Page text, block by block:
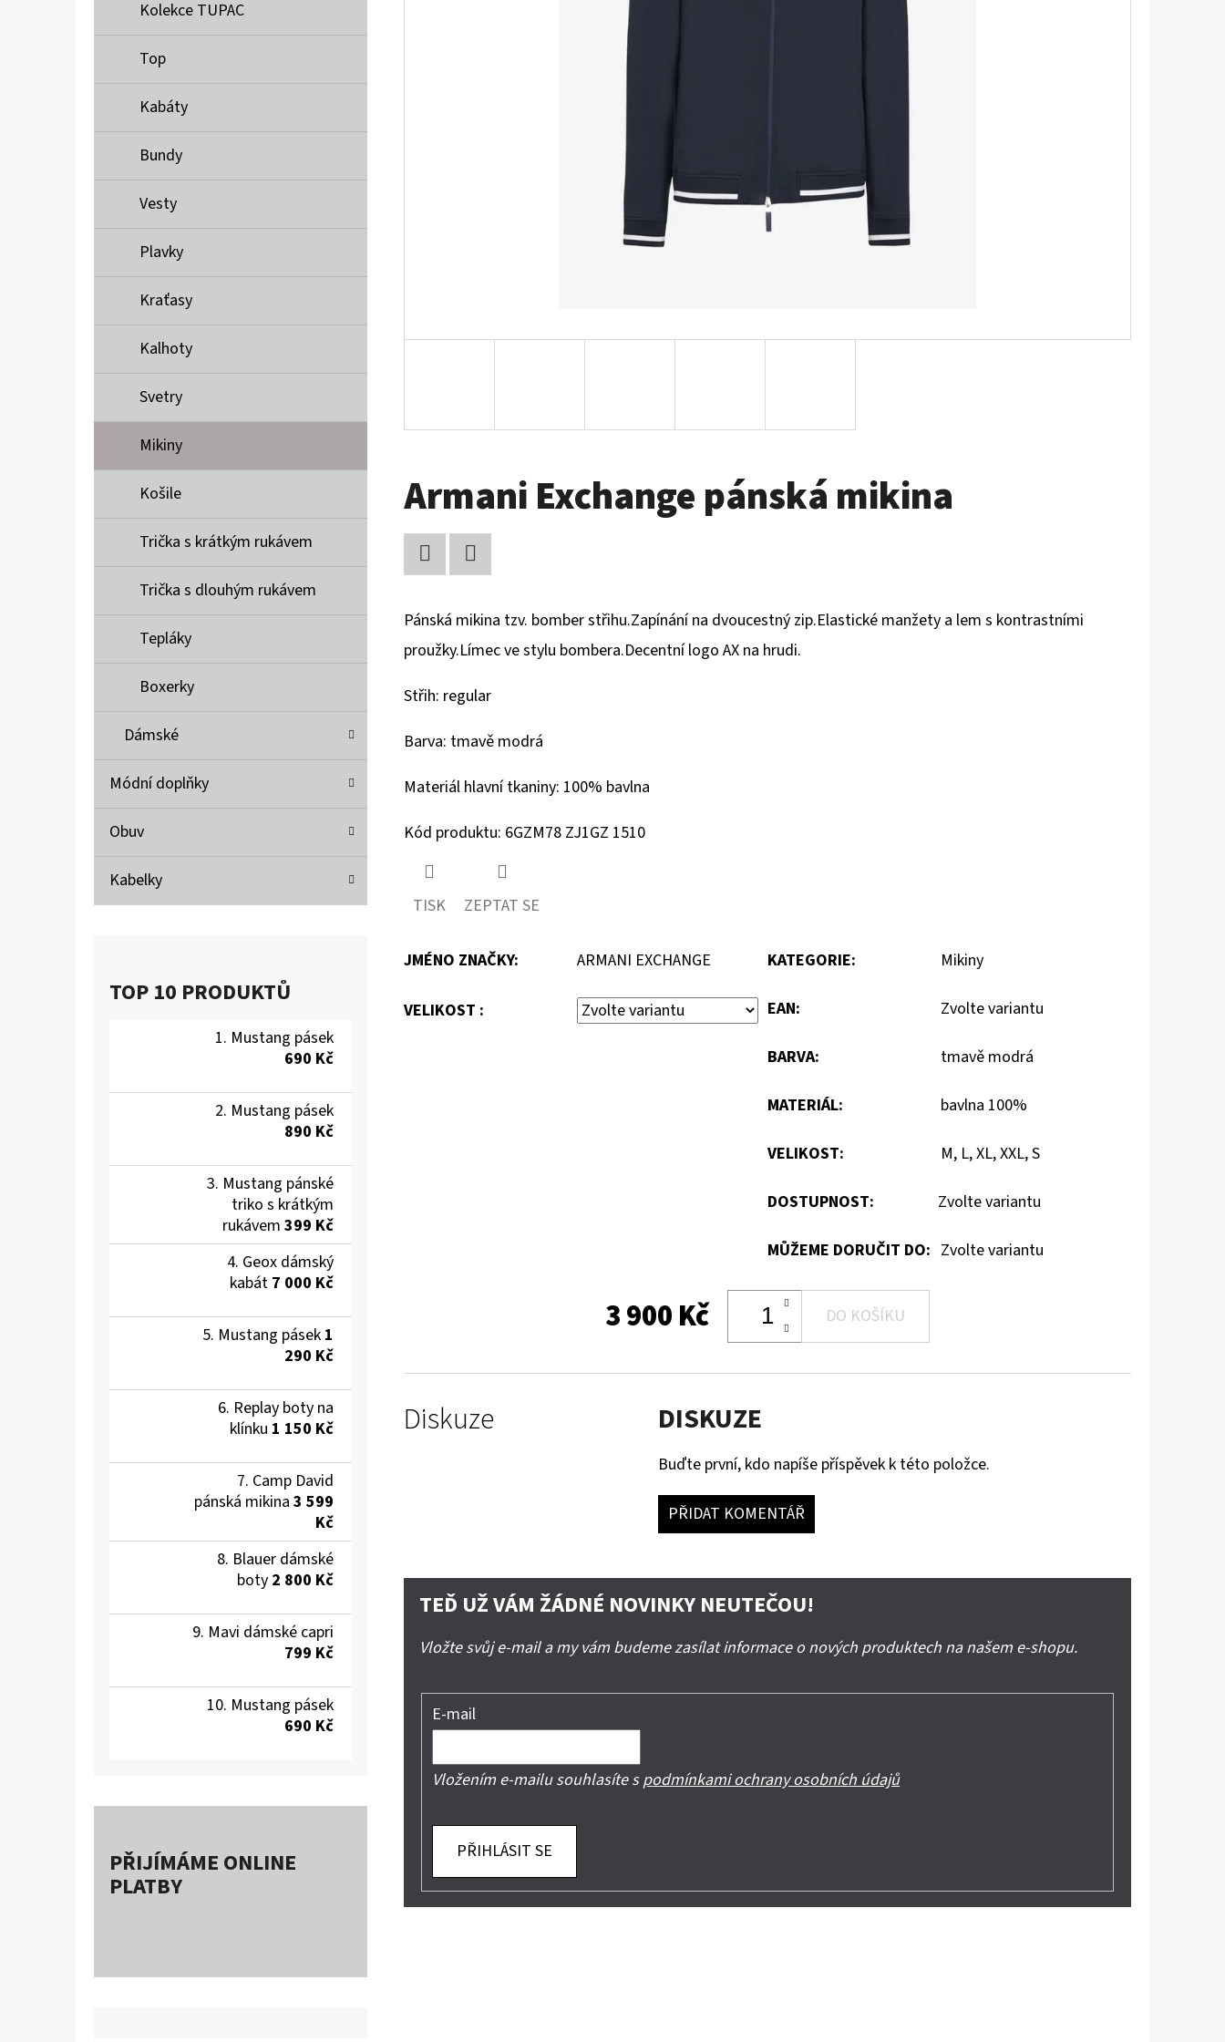
Kolekce TUPAC
Top
Kabáty
Bundy
Vesty
Plavky
Kraťasy
Kalhoty
Svetry
Mikiny
Košile
Trička s krátkým rukávem
Trička s dlouhým rukávem
Tepláky
Boxerky
Dámské
Módní doplňky
Obuv
Kabelky
TOP 10 PRODUKTŮ
Mustang pásek
690 Kč
Mustang pásek
890 Kč
Mustang pánské
triko s krátkým
rukávem 399 Kč
Geox dámský
kabát 7 000 Kč
Mustang pásek 1
290 Kč
Replay boty na
klínku 1 150 Kč
Camp David
pánská mikina 3 599
Kč
Blauer dámské
boty 2 800 Kč
Mavi dámské capri
799 Kč
Mustang pásek
690 Kč
PŘIJÍMÁME ONLINE
PLATBY
Armani Exchange pánská mikina
Pánská mikina tzv. bomber střihu.Zapínání na dvoucestný zip.Elastické manžety a lem s kontrastními
proužky.Límec ve stylu bombera.Decentní logo AX na hrudi.
Střih: regular
Barva: tmavě modrá
Materiál hlavní tkaniny: 100% bavlna
Kód produktu: 6GZM78 ZJ1GZ 1510
TISK ZEPTAT SE
JMÉNO ZNAČKY: ARMANI EXCHANGE
VELIKOST :
KATEGORIE: Mikiny
EAN: Zvolte variantu
BARVA: tmavě modrá
MATERIÁL: bavlna 100%
VELIKOST: M, L, XL, XXL, S
DOSTUPNOST: Zvolte variantu
MŮŽEME DORUČIT DO: Zvolte variantu
3 900 Kč DO KOŠÍKU
Diskuze DISKUZE
Buďte první, kdo napíše příspěvek k této položce.
PŘIDAT KOMENTÁŘ
TEĎ UŽ VÁM ŽÁDNÉ NOVINKY NEUTEČOU!
Vložte svůj e-mail a my vám budeme zasílat informace o nových produktech na našem e-shopu.
E-mail
Vložením e-mailu souhlasíte spodmínkami ochrany osobních údajů
PŘIHLÁSIT SE
MUSTANG PÁSEK